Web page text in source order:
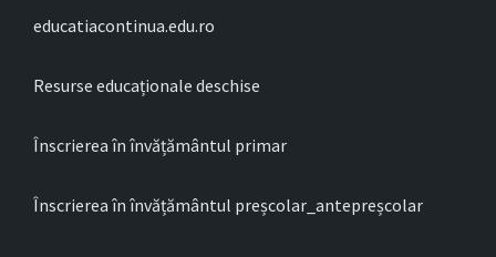
educatiacontinua.edu.ro
Resurse educaționale deschise
Înscrierea în învățământul primar
Înscrierea în învățământul preșcolar_antepreșcolar